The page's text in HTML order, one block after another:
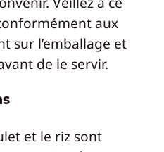
aux
sur l’emballage et
de le servir.
et le riz sont